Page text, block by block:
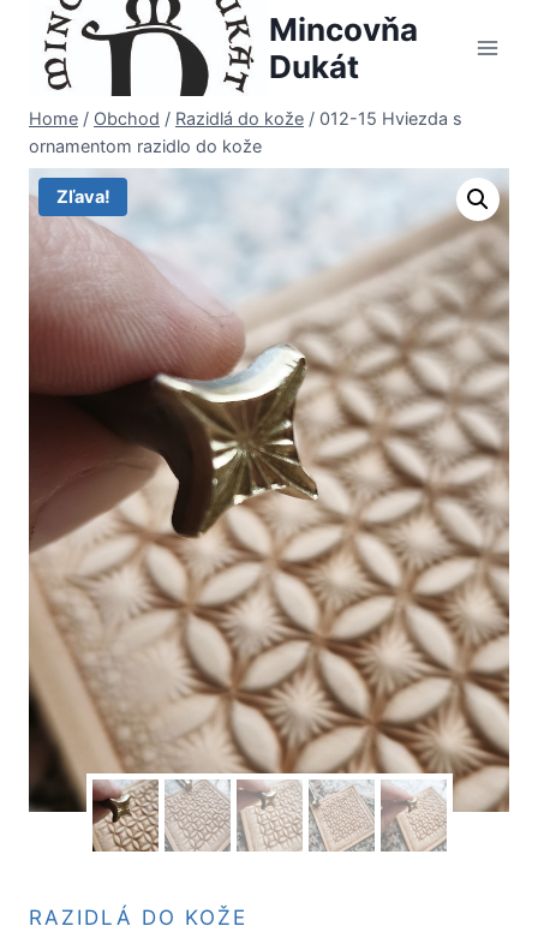
content
Mincovňa
Dukát
Home / Obchod / Razidlá do kože / 012-15 Hviezda s
ornamentom razidlo do kože
Zľava!
RAZIDLÁ DO KOŽE